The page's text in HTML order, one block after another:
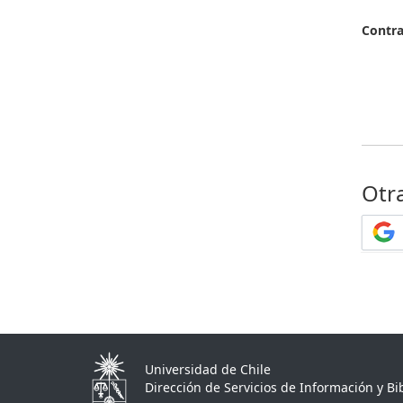
Universidad de Chile
Dirección de Servicios de Información y